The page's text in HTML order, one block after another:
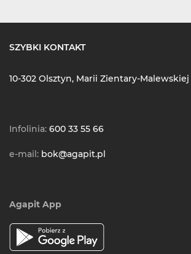
SZYBKI KONTAKT
10-302 Olsztyn, Marii Zientary-Malewskiej
Infolinia: 600 33 55 66
e-mail: bok@agapit.pl
Agapit App